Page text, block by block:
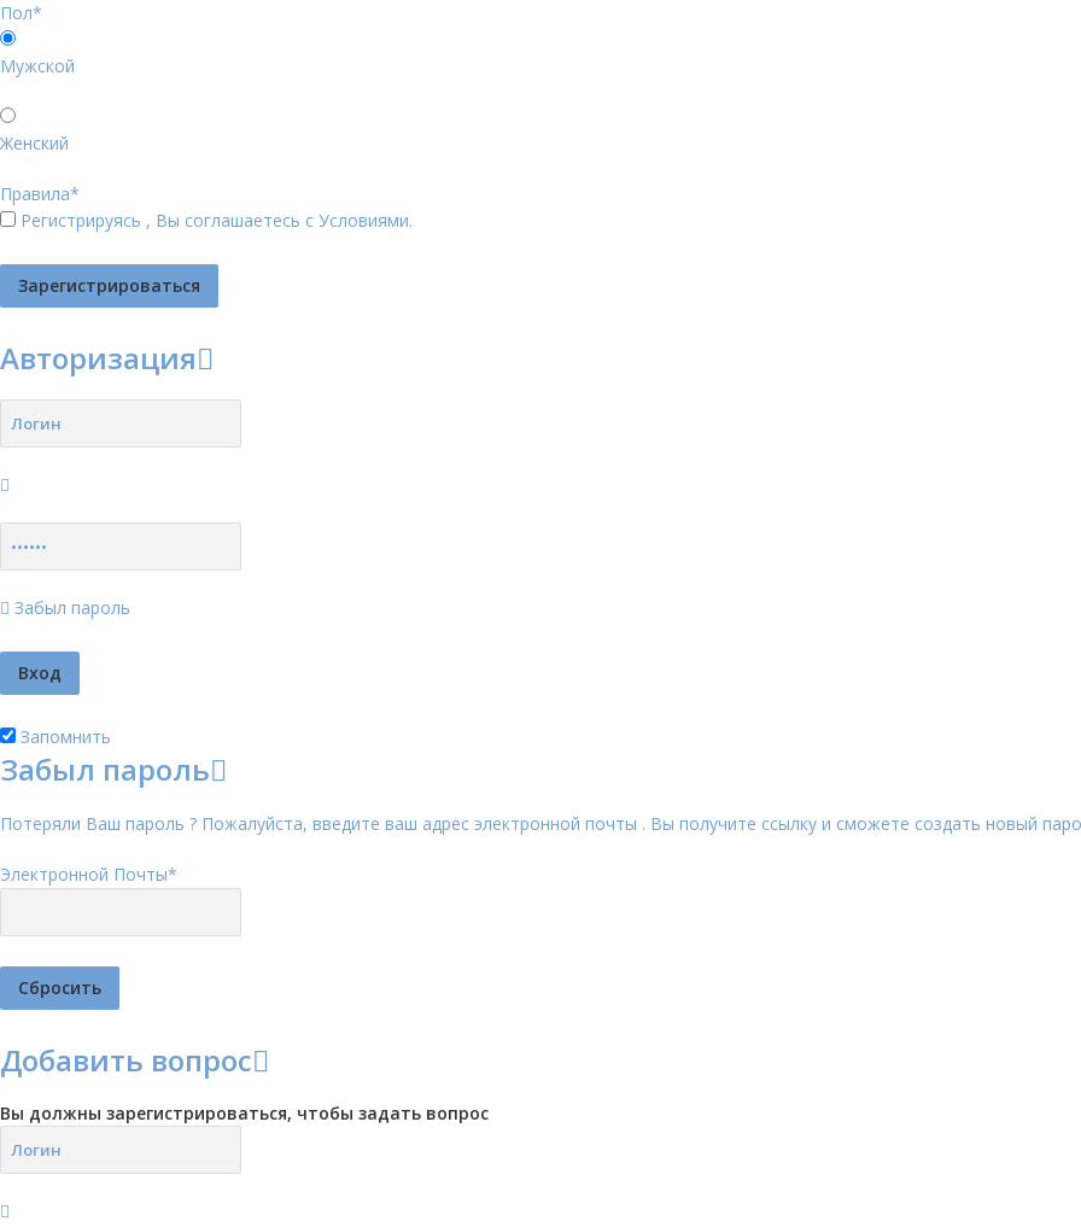
Пол*
Мужской
Женский
Правила*
Регистрируясь , Вы соглашаетесь с Условиями.
Авторизация
Забыл пароль
Запомнить
Забыл пароль
Потеряли Ваш пароль ? Пожалуйста, введите ваш адрес электронной почты . Вы получите ссылку и сможете создать новый
Электронной Почты*
Добавить вопрос
Вы должны зарегистрироваться, чтобы задать вопрос